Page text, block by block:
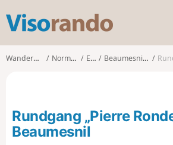
s
o
o
Wanderungen Normandie Eure Beaumesnil (Eure)
Rundgang „Pierre
Beaumesnil